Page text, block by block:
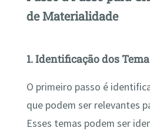
de Materialidade
1. Identificação dos
O primeiro passo é
que podem ser relevantes
Esses temas podem ser